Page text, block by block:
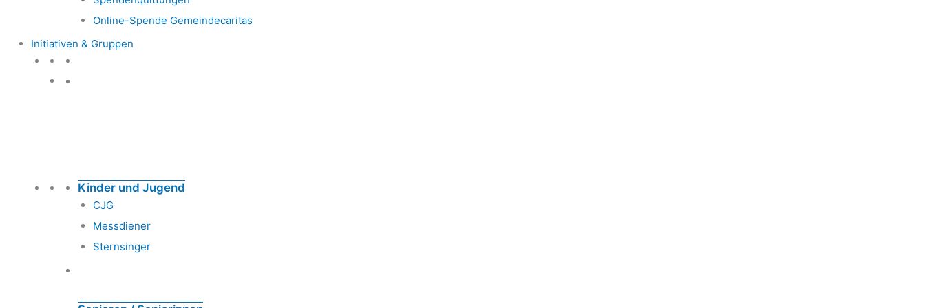
Online-Spende Gemeindecaritas
Initiativen & Gruppen
Kinder und Jugend
CJG
Messdiener
Sternsinger